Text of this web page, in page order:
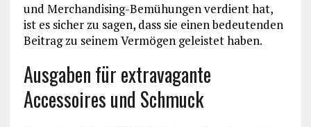
und Merchandising-Bemühungen verdient hat,
ist es sicher zu sagen, dass sie einen bedeutenden
Beitrag zu seinem Vermögen geleistet haben.
Ausgaben für extravagante
Accessoires und Schmuck